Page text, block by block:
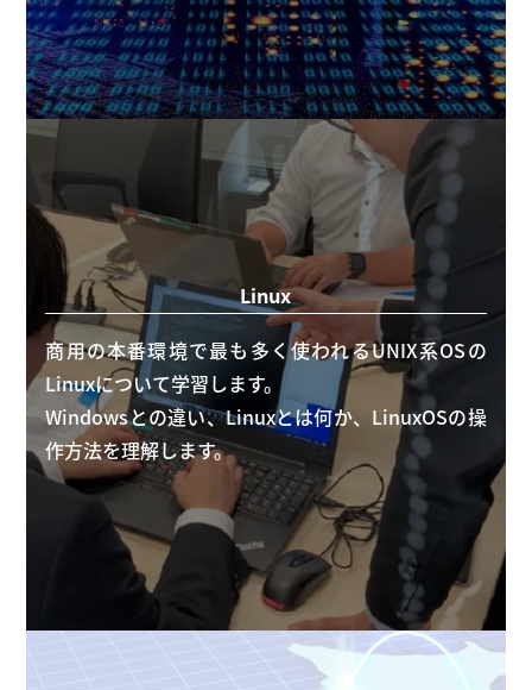
Linux
商用の本番環境で最も多く使われるUNIX系OSの
Linuxについて学習します。
Windowsとの違い、Linuxとは何か、LinuxOSの操
作方法を理解します。